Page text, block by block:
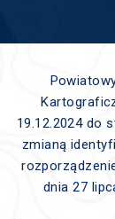
19.12.2024 do
zmianą
dnia 27